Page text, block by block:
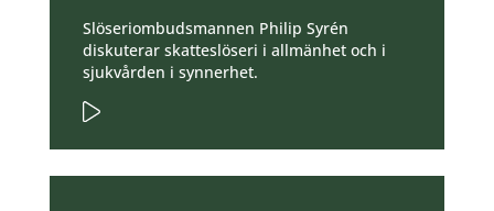
Slöseriombudsmannen Philip Syrén
diskuterar skatteslöseri i allmänhet och i
sjukvården i synnerhet.